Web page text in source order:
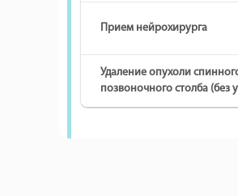
Прием нейрохирурга
Удаление опухоли
позвоночного столба (без